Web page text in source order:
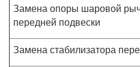
Замена опоры шаровой
передней подвески
Замена стабилизатора